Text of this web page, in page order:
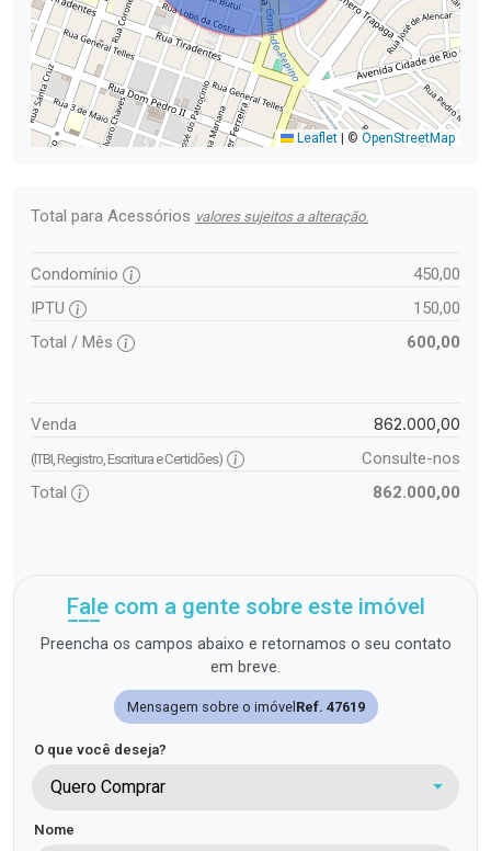
Leaflet © OpenStreetMap
Total para Acessórios valores sujeitos a alteração.
Condomínio
450,00
IPTU
150,00
Total / Mês
600,00
Venda 862.000,00
(ITBI, Registro, Escritura e Certidões)
Consulte-nos
Total
862.000,00
Fale com a gente sobre este imóvel
Preencha os campos abaixo e retornamos o seu contato
em breve.
Mensagem sobre o imóvel Ref. 47619
O que você deseja?
Quero Comprar
Nome